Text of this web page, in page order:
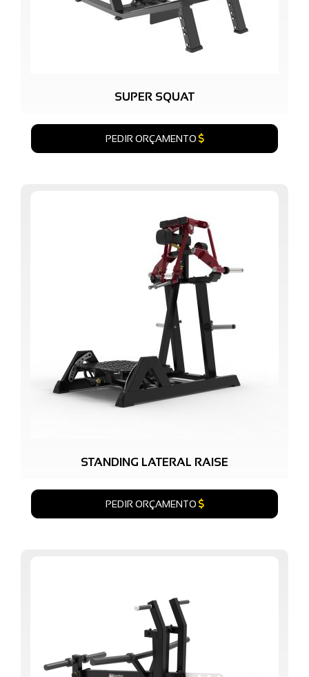
SUPER SQUAT
PEDIR ORÇAMENTO
STANDING LATERAL RAISE
PEDIR ORÇAMENTO